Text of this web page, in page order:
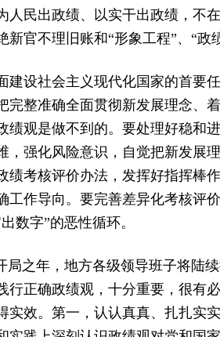
民出政绩、以实干出政绩，不
官不理旧账和“形象工程”、“政
建设社会主义现代化国家的首要
完整准确全面贯彻新发展理念、
绩观是做不到的。要处理好稳和
，强化风险意识，自觉把新发展
绩考核评价办法，发挥好指挥棒
工作导向。要完善差异化考核评
数字”的恶性循环。
局之年，地方各级领导班子将陆
行正确政绩观，十分重要，很有
实效。第一，认认真真、扎扎实